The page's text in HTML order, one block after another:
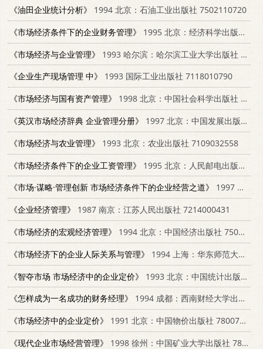
《油田企业统计分析》
1994 北京：石油工业出版社 7502110720
《市场经济条件下的企业财务管理》
1995 北京：经济科学出版社 750580751X
《市场经济与企业管理》
1993 哈尔滨：哈尔滨工业大学出版社 7560309100
《企业生产现场管理 中》
1993 国际工业出版社 7118010790
《市场经济与国有资产管理》
1998 北京：中国社会科学出版社 7500422741
《英汉市场经济辞典 企业管理分册》
1997 北京：中国发展出版社 780087169X
《市场经济与农业管理》
1993 北京：农业出版社 7109032558
《市场经济条件下的企业工资管理》
1995 北京：人民邮电出版社 7115059632
《市场·谋略·管理创新 市场经济条件下的企业经营之道》
1997 北京：中国经济出版社 7501740801
《企业经济管理》
1987 南京：江苏人民出版社 7214000431
《市场经济的宏观经济管理》
1994 北京：中国经济出版社 7501725241
《市场经济下的企业人际关系与管理》
1994 上海：华东师范大学出版社 7561711638
《智夺市场 市场经济中的企业定价》
1993 北京：中国统计出版社 7503713755
《怎样成为一名成功的财务经理》
1994 成都：西南财经大学出版社 7810177567
《市场经济中的企业定价》
1991 北京：中国物价出版社 7800700348
《现代企业市场经营管理》
1998 徐州：中国矿业大学出版社 7810405098